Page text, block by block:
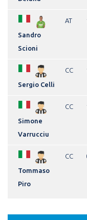
Sandro
Scioni
AT
Sergio Celli
CC
Simone
Varrucciu
CC
Tommaso
Piro
CC